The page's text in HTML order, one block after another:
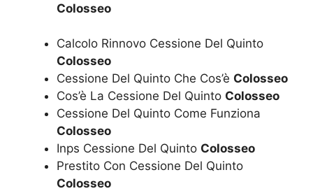
Colosseo
Calcolo Rinnovo Cessione Del Quinto
Colosseo
Cessione Del Quinto Che Cos’è Colosseo
Cos’è La Cessione Del Quinto Colosseo
Cessione Del Quinto Come Funziona
Colosseo
Inps Cessione Del Quinto Colosseo
Prestito Con Cessione Del Quinto
Colosseo